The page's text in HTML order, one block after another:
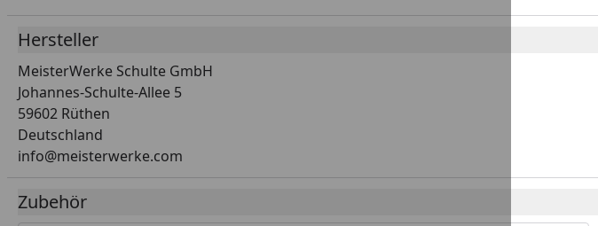
Hersteller
MeisterWerke Schulte GmbH
Johannes-Schulte-Allee 5
59602 Rüthen
Deutschland
info@meisterwerke.com
Zubehör